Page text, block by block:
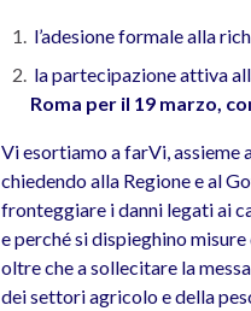
l’adesione formale alla
la partecipazione attiva
Roma per il 19 marzo,
Vi esortiamo a farVi, assieme
chiedendo alla Regione e al
fronteggiare i danni legati ai
e perché si dispieghino
oltre che a sollecitare la
dei settori agricolo e della